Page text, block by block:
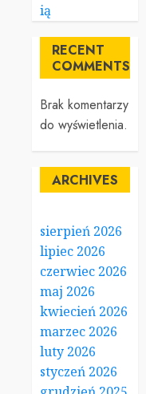
ią
RECENT
COMMENTS
Brak komentarzy
do wyświetlenia.
ARCHIVES
sierpień 2026
lipiec 2026
czerwiec 2026
maj 2026
kwiecień 2026
marzec 2026
luty 2026
styczeń 2026